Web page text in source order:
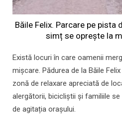
Băile Felix. Parcare pe pista
simț se oprește la
Există locuri în care oamenii
mișcare. Pădurea de la Băile
zonă de relaxare apreciată de
alergătorii, bicicliștii și familiile
de agitația orașului.